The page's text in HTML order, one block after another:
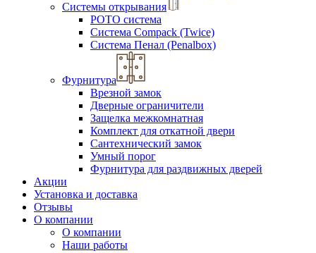
Системы открывания
РОТО система
Система Compack (Twice)
Система Пенал (Penalbox)
Фурнитура
Врезной замок
Дверные ограничители
Защелка межкомнатная
Комплект для откатной двери
Сантехнический замок
Умный порог
Фурнитура для раздвижных дверей
Акции
Установка и доставка
Отзывы
О компании
О компании
Наши работы